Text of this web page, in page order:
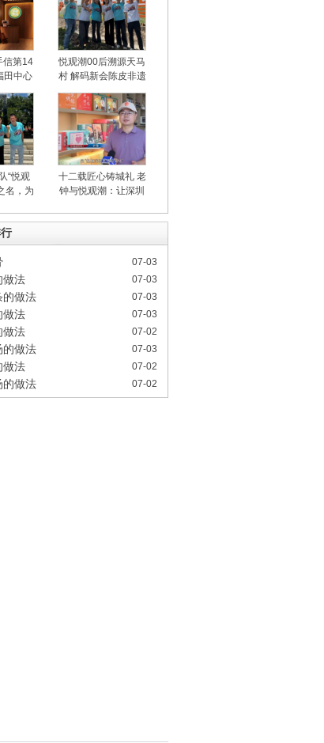
信第14
田中心
大
悦观潮00后溯源天马
村 解码新会陈皮非遗
匠心与自然
“悦观
名，为
十二载匠心铸城礼 老
钟与悦观潮：让深圳
07-03
做法 07-03
的做法 07-03
做法 07-03
做法 07-02
的做法 07-03
做法 07-02
的做法 07-02